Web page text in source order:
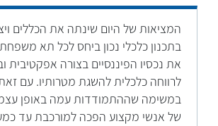
המציאות של היום שינתה את הכללים
בתכנון כלכלי נכון ביחס לכל תא
את נכסיו הפיננסיים בצורה אפקטיבית
לרווחה כלכלית להשגת מטרותיו. עם
במשימה שההתמודדות עמה באופן
של אנשי מקצוע הפכה למורכבת עד